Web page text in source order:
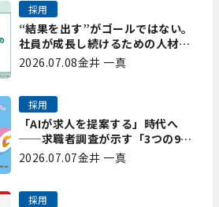
“結果を出す”がゴールではない。
社員が成長し続けるための人材育
成戦略｜プレシャスパートナーズ
採用
2026.07.08金井 一真
「AIが求人を提案する」時代へ
──求職者調査が示す「3つの9
割」と、採用担当が今すべき準備
採用
2026.07.07金井 一真
採用